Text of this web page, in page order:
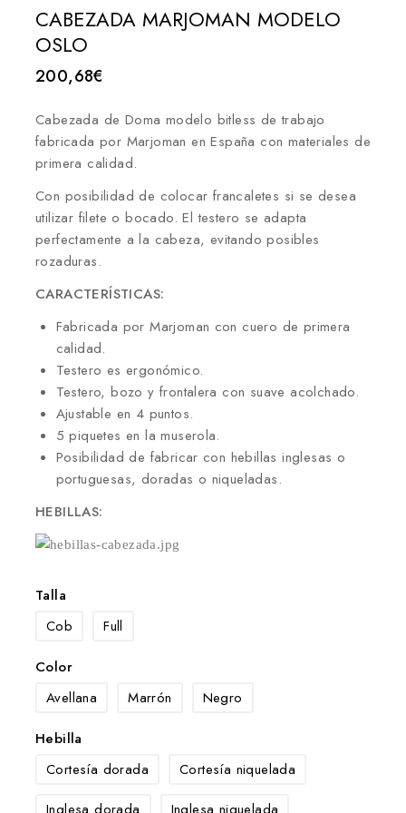
CABEZADA MARJOMAN MODELO
OSLO
200,68€
Cabezada de Doma modelo bitless de trabajo
fabricada por Marjoman en España con materiales de
primera calidad.
Con posibilidad de colocar francaletes si se desea
utilizar filete o bocado. El testero se adapta
perfectamente a la cabeza, evitando posibles
rozaduras.
CARACTERÍSTICAS:
Fabricada por Marjoman con cuero de primera
calidad.
Testero es ergonómico.
Testero, bozo y frontalera con suave acolchado.
Ajustable en 4 puntos.
5 piquetes en la muserola.
Posibilidad de fabricar con hebillas inglesas o
portuguesas, doradas o niqueladas.
HEBILLAS:
Talla
Cob
Full
Color
Avellana
Marrón Negro
Hebilla
Cortesía dorada
Cortesía niquelada
Inglesa dorada
Inglesa niquelada